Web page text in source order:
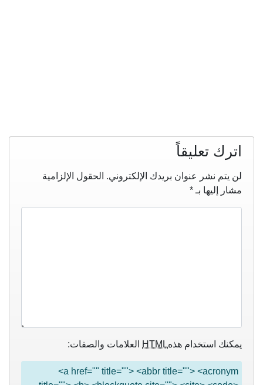
اترك تعليقاً
لن يتم نشر عنوان بريدك الإلكتروني. الحقول الإلزامية
مشار إليها بـ *
يمكنك استخدام هذهHTML العلامات والصفات:
<a href="" title=""> <abbr title=""> <acronym